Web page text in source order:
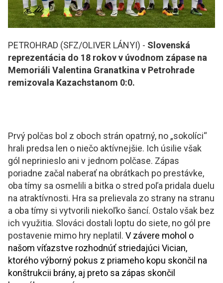
PETROHRAD (SFZ/OLIVER LÁNYI) - Slovenská
reprezentácia do 18 rokov v úvodnom zápase na
Memoriáli Valentina Granatkina v Petrohrade
remizovala Kazachstanom 0:0.
Prvý polčas bol z oboch strán opatrný, no „sokolíci“
hrali predsa len o niečo aktívnejšie. Ich úsilie však
gól neprinieslo ani v jednom polčase. Zápas
poriadne začal naberať na obrátkach po prestávke,
oba tímy sa osmelili a bitka o stred poľa pridala duelu
na atraktívnosti. Hra sa prelievala zo strany na stranu
a oba tímy si vytvorili niekoľko šancí. Ostalo však bez
ich využitia. Slováci dostali loptu do siete, no gól pre
postavenie mimo hry neplatil. V závere mohol o
našom víťazstve rozhodnúť striedajúci Vician,
ktorého výborný pokus z priameho kopu skončil na
konštrukcii brány, aj preto sa zápas skončil